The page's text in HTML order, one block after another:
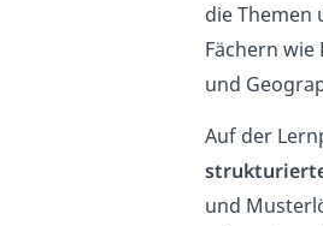
die Themen
Fächern wie
und
Auf der
und